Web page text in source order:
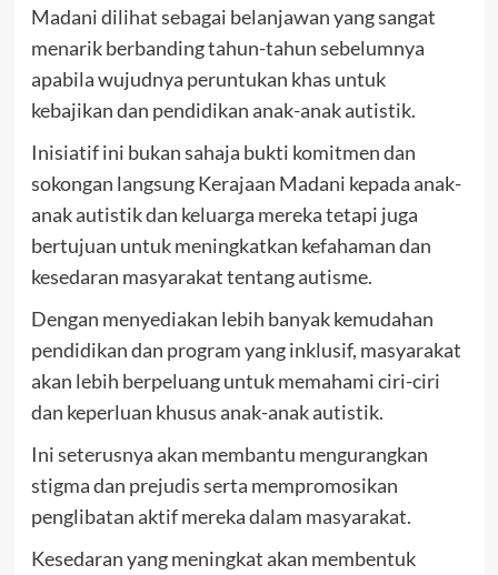
Madani dilihat sebagai belanjawan yang sangat
menarik berbanding tahun-tahun sebelumnya
apabila wujudnya peruntukan khas untuk
kebajikan dan pendidikan anak-anak autistik.
Inisiatif ini bukan sahaja bukti komitmen dan
sokongan langsung Kerajaan Madani kepada anak-
anak autistik dan keluarga mereka tetapi juga
bertujuan untuk meningkatkan kefahaman dan
kesedaran masyarakat tentang autisme.
Dengan menyediakan lebih banyak kemudahan
pendidikan dan program yang inklusif, masyarakat
akan lebih berpeluang untuk memahami ciri-ciri
dan keperluan khusus anak-anak autistik.
Ini seterusnya akan membantu mengurangkan
stigma dan prejudis serta mempromosikan
penglibatan aktif mereka dalam masyarakat.
Kesedaran yang meningkat akan membentuk